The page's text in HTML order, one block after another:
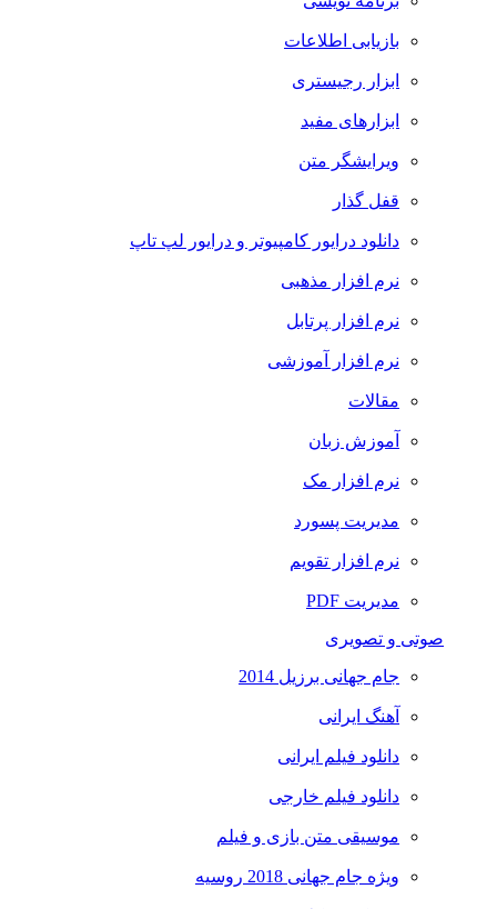
بازیابی اطلاعات
ابزار رجیستری
ابزارهای مفید
ویرایشگر متن
قفل گذار
دانلود درایور کامپیوتر و درایور لپ تاپ
نرم افزار مذهبی
نرم افزار پرتابل
نرم افزار آموزشی
مقالات
آموزش زبان
نرم افزار مک
مدیریت پسورد
نرم افزار تقویم
مدیریت PDF
صوتی و تصویری
جام جهانی برزیل 2014
آهنگ ایرانی
دانلود فیلم ایرانی
دانلود فیلم خارجی
موسیقی متن بازی و فیلم
ویژه جام جهانی 2018 روسیه